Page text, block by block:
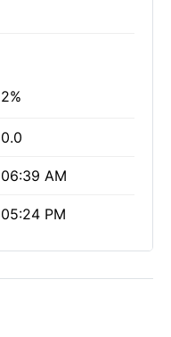
2%
0.0
06:39 AM
05:24 PM